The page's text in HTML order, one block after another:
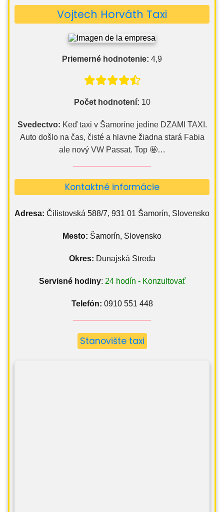
Vojtech Horváth Taxi
Priemerné hodnotenie: 4,9
Počet hodnotení: 10
Svedectvo: Keď taxi v Šamoríne jedine DZAMI TAXI.
Auto došlo na čas, čisté a hlavne žiadna stará Fabia
ale nový VW Passat. Top 🤩…
Kontaktné informácie
Adresa: Čilistovská 588/7, 931 01 Šamorín, Slovensko
Mesto: Šamorín, Slovensko
Okres: Dunajská Streda
Servisné hodiny: 24 hodín - Konzultovať
Telefón: 0910 551 448
Stanovište taxi